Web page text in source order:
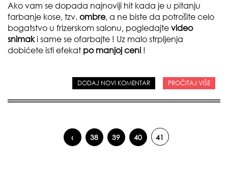
Ako vam se dopada najnoviji hit kada je u pitanju
farbanje kose, tzv. ombre, a ne biste da potrošite celo
bogatstvo u frizerskom salonu, pogledajte video
snimaki same se ofarbajte ! Uz malo strpljenja
dobićete isti efekat po manjoj ceni !
DODAJ NOVI KOMENTAR PROČITAJ VIŠE
‹ 38 39 40 41